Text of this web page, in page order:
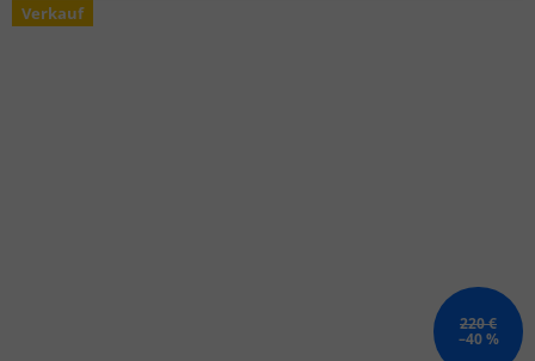
Verkauf
220 €
–40 %